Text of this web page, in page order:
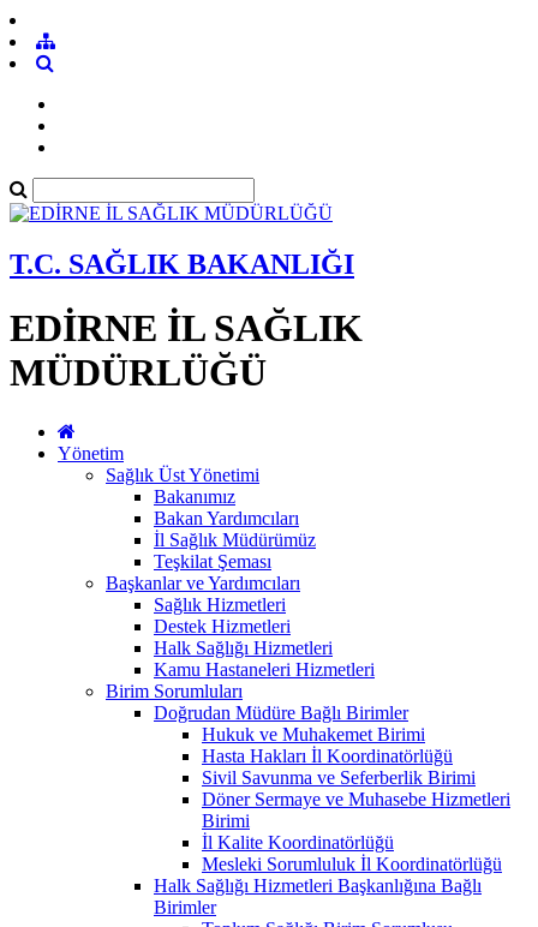
T.C. SAĞLIK BAKANLIĞI
EDİRNE İL SAĞLIK
MÜDÜRLÜĞÜ
Yönetim
Sağlık Üst Yönetimi
Bakanımız
Bakan Yardımcıları
İl Sağlık Müdürümüz
Teşkilat Şeması
Başkanlar ve Yardımcıları
Sağlık Hizmetleri
Destek Hizmetleri
Halk Sağlığı Hizmetleri
Kamu Hastaneleri Hizmetleri
Birim Sorumluları
Doğrudan Müdüre Bağlı Birimler
Hukuk ve Muhakemet Birimi
Hasta Hakları İl Koordinatörlüğü
Sivil Savunma ve Seferberlik Birimi
Döner Sermaye ve Muhasebe Hizmetleri
Birimi
İl Kalite Koordinatörlüğü
Mesleki Sorumluluk İl Koordinatörlüğü
Halk Sağlığı Hizmetleri Başkanlığına Bağlı
Birimler